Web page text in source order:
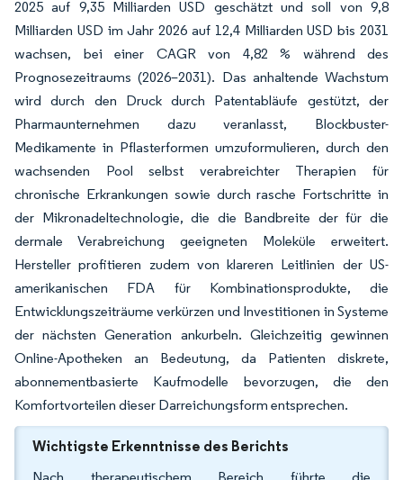
2025 auf 9,35 Milliarden USD geschätzt und soll von 9,8
Milliarden USD im Jahr 2026 auf 12,4 Milliarden USD bis 2031
wachsen, bei einer CAGR von 4,82 % während des
Prognosezeitraums (2026–2031). Das anhaltende Wachstum
wird durch den Druck durch Patentabläufe gestützt, der
Pharmaunternehmen dazu veranlasst, Blockbuster-
Medikamente in Pflasterformen umzuformulieren, durch den
wachsenden Pool selbst verabreichter Therapien für
chronische Erkrankungen sowie durch rasche Fortschritte in
der Mikronadeltechnologie, die die Bandbreite der für die
dermale Verabreichung geeigneten Moleküle erweitert.
Hersteller profitieren zudem von klareren Leitlinien der US-
amerikanischen FDA für Kombinationsprodukte, die
Entwicklungszeiträume verkürzen und Investitionen in Systeme
der nächsten Generation ankurbeln. Gleichzeitig gewinnen
Online-Apotheken an Bedeutung, da Patienten diskrete,
abonnementbasierte Kaufmodelle bevorzugen, die den
Komfortvorteilen dieser Darreichungsform entsprechen.
Wichtigste Erkenntnisse des Berichts